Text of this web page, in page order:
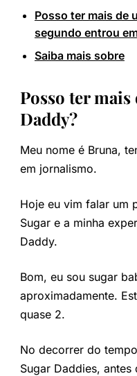
Posso ter mais de
segundo entrou
Saiba mais sobre
Posso ter
Daddy?
Meu nome é Bruna,
em jornalismo.
Hoje eu vim falar um
Sugar e a minha
Daddy.
Bom, eu sou sugar
aproximadamente.
quase 2.
No decorrer do
Sugar Daddies,